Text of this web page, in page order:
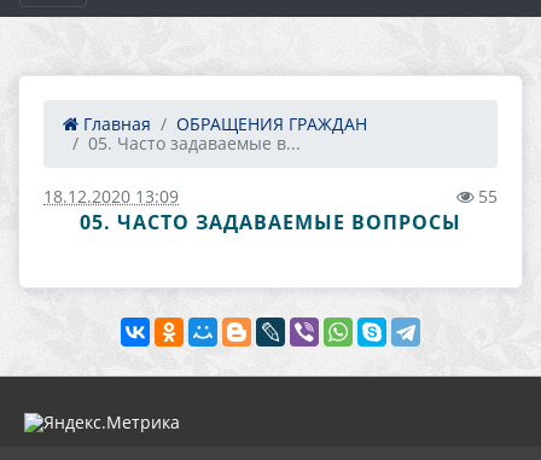
Главная
ОБРАЩЕНИЯ ГРАЖДАН
05. Часто задаваемые в...
18.12.2020 13:09 55
05. ЧАСТО ЗАДАВАЕМЫЕ ВОПРОСЫ